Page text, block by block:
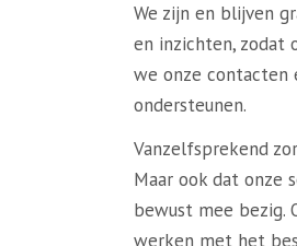
We zijn en blijven
en inzichten, zodat
we onze contacten
ondersteunen.
Vanzelfsprekend
Maar ook dat onze
bewust mee bezig.
werken met het